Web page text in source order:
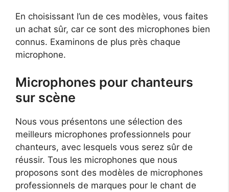
En choisissant l’un de ces modèles, vous faites
un achat sûr, car ce sont des microphones bien
connus. Examinons de plus près chaque
microphone.
Microphones pour chanteurs
sur scène
Nous vous présentons une sélection des
meilleurs microphones professionnels pour
chanteurs, avec lesquels vous serez sûr de
réussir. Tous les microphones que nous
proposons sont des modèles de microphones
professionnels de marques pour le chant de